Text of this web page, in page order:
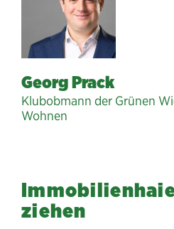
Georg Prack
Klubobmann der Grünen
Wohnen
ziehen